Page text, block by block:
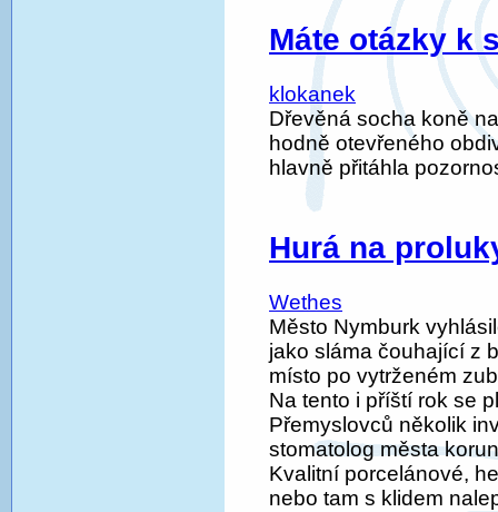
Máte otázky k
klokanek
Dřevěná socha koně
hodně otevřeného
hlavně přitáhla
Hurá na
Wethes
Město Nymburk
jako sláma čouhající z
místo po vytrženém
Na tento i příští rok se
Přemyslovců několik
stomatolog města
Kvalitní porcelánové,
nebo tam s klidem